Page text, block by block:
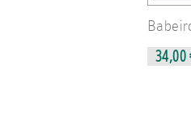
34,00